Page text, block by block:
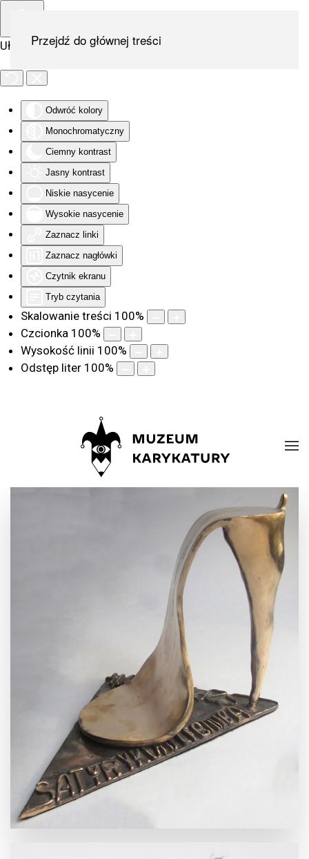
Ułatwienia dostępu
Odwróć kolory
Monochromatyczny
Ciemny kontrast
Jasny kontrast
Niskie nasycenie
Wysokie nasycenie
Zaznacz linki
Zaznacz nagłówki
Czytnik ekranu
Tryb czytania
Skalowanie treści 100%
Czcionka 100%
Wysokość linii 100%
Odstęp liter 100%
Przejdź do głównej treści